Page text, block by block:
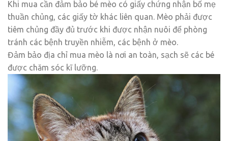
Khi mua cần đảm bảo bé mèo có giấy chứng nhận bố mẹ
thuần chủng, các giấy tờ khác liên quan. Mèo phải được
tiêm chủng đầy đủ trước khi được nhận nuôi để phòng
tránh các bệnh truyền nhiễm, các bệnh ở mèo.
Đảm bảo địa chỉ mua mèo là nơi an toàn, sạch sẽ các bé
được chăm sóc kĩ lưỡng.